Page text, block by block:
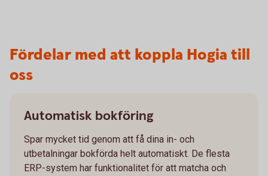
Fördelar med att koppla Hogia till
oss
Automatisk bokföring
Spar mycket tid genom att få dina in- och
utbetalningar bokförda helt automatiskt. De flesta
ERP-system har funktionalitet för att matcha och